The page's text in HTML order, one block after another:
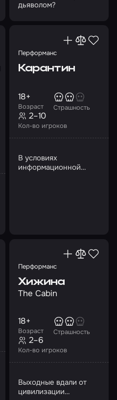
дьяволом?
Перформанс
Карантин
Возраст
18+
Страшность
Кол-во игроков
2–10
В условиях
информационной
Перформанс
Хижина
The Cabin
Возраст
18+
Страшность
Кол-во игроков
2–6
Выходные вдали от
цивилизации